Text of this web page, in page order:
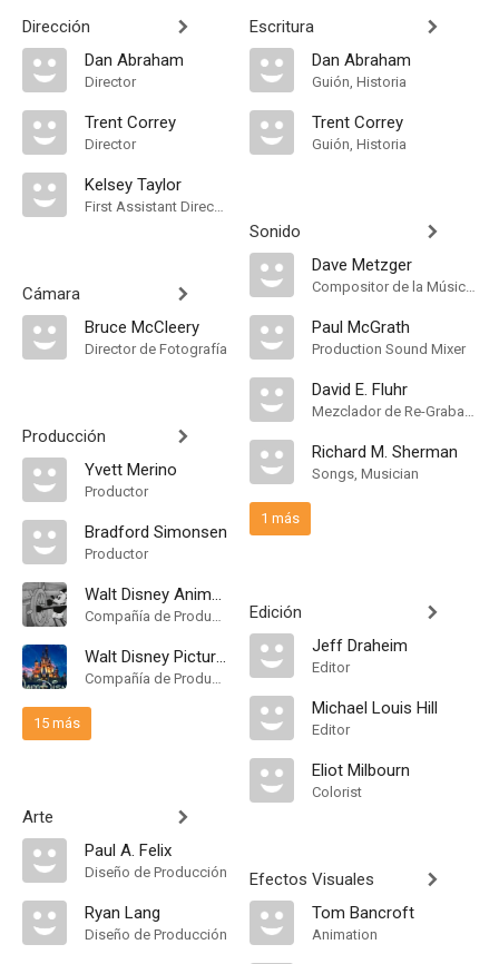
Dirección
Dan Abraham
Director
Trent Correy
Director
Kelsey Taylor
First Assistant Director
Cámara
Bruce McCleery
Director de Fotografía
Producción
Yvett Merino
Productor
Bradford Simonsen
Productor
Walt Disney Animation Studios
Compañía de Produccion
Walt Disney Pictures
Compañía de Produccion
15 más
Arte
Paul A. Felix
Diseño de Producción
Ryan Lang
Diseño de Producción
Escritura
Dan Abraham
Guión, Historia
Trent Correy
Guión, Historia
Sonido
Dave Metzger
Compositor de la Música Original
Paul McGrath
Production Sound Mixer
David E. Fluhr
Mezclador de Re-Grabación de Sonido
Richard M. Sherman
Songs, Musician
1 más
Edición
Jeff Draheim
Editor
Michael Louis Hill
Editor
Eliot Milbourn
Colorist
Efectos Visuales
Tom Bancroft
Animation